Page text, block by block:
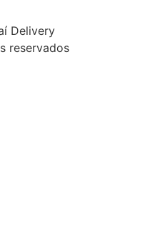
Delivery
reservados